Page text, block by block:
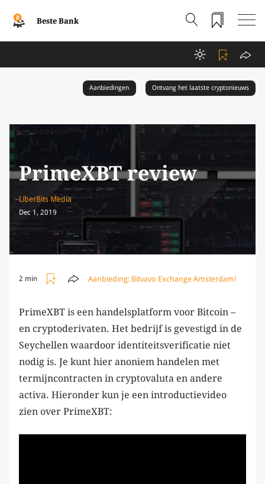
Beste Bank
Aanbiedingen Ontvang het laatste cryptonieuws
PrimeXBT review
LiberBits Media
Dec 1, 2019
2 min Aanbieding: Bitvavo Exchange Amsterdam!
PrimeXBT is een handelsplatform voor Bitcoin –
en cryptoderivaten. Het bedrijf is gevestigd in de
Seychellen waardoor identiteitsverificatie niet
nodig is. Je kunt hier anoniem handelen met
termijncontracten in cryptovaluta en andere
activa. Hieronder kun je een introductievideo
zien over PrimeXBT: